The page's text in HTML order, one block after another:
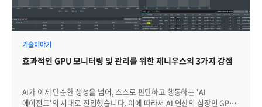
애플리케이션은 네트워크, 스토리지, 인증, 외부 API, 내부 시스템과
복잡하게 연결되어 있기 때문입니다. 운영자가 마주하는 문제는
메트릭, 로그, 이벤트, 알림이 발생합니다. 문제는 이 데이터들이 환경별
·도구별로 흩어져 있어 하나의 서비스 흐름으로 연결되지 않는다는
사이의 네트워크 지연, 내부 인증 시스템의 응답 지연, 스토리지 I/O
병목, 특정 노드의 리소스 압박이 서비스 장애처럼 나타날 수 있습니다.
하드웨어 자원 할당: 각 인스턴스는 전용 고대역폭 메모리(HBM), 캐시,
컴퓨팅 코어를 가집니다. 완벽한 격리(Isolation) 구현: 한 인스턴스에서
장애가 발생하거나 과부하가 걸려도 다른 인스턴스의 성능에 전혀
영향을 주지 않습니다. 예측 가능한 성능 보장: 공유 자원 경쟁이
환경에서는 새로운 모니터링이 필요할까? MIG 기술은 자원 운영 효율을
인스턴스'를 개별적으로 관리해야 하는 새로운 숙제를 안겨줍니다.
기존의 물리 GPU 단위 모니터링 방식만 고수할 경우 다음과 같은
기술이야기
효과적인 GPU 모니터링 및 관리를 위한 제니우스의 3가지 강점
AI가 이제 단순한 생성을 넘어, 스스로 판단하고 행동하는 'AI
에이전트'의 시대로 진입했습니다. 이에 따라서 AI 연산의 심장인 GPU